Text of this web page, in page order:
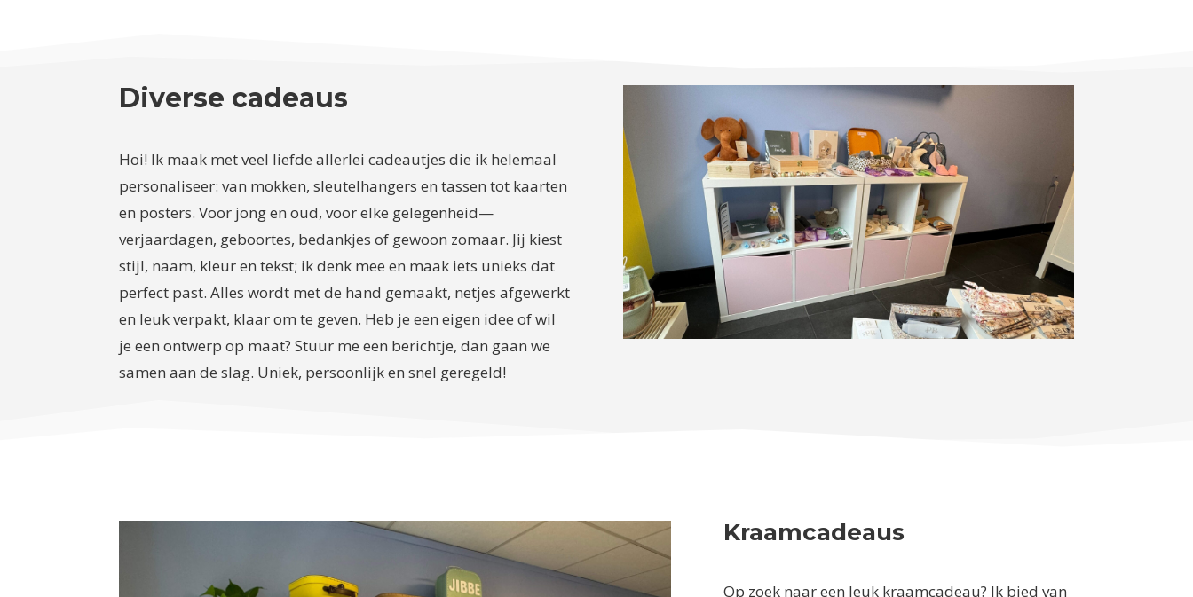
Diverse cadeaus
Hoi! Ik maak met veel liefde allerlei cadeautjes die ik helemaal
personaliseer: van mokken, sleutelhangers en tassen tot kaarten
en posters. Voor jong en oud, voor elke gelegenheid—
verjaardagen, geboortes, bedankjes of gewoon zomaar. Jij kiest
stijl, naam, kleur en tekst; ik denk mee en maak iets unieks dat
perfect past. Alles wordt met de hand gemaakt, netjes afgewerkt
en leuk verpakt, klaar om te geven. Heb je een eigen idee of wil
je een ontwerp op maat? Stuur me een berichtje, dan gaan we
samen aan de slag. Uniek, persoonlijk en snel geregeld!
Kraamcadeaus
Op zoek naar een leuk kraamcadeau? Ik bied van